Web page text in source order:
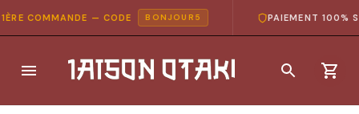
COMMANDE — CODE BONJOUR5 PAIEMENT 100%